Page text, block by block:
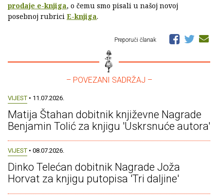
prodaje e-knjiga, o čemu smo pisali u našoj novoj
posebnoj rubrici E-knjiga.
Preporuči članak
– POVEZANI SADRŽAJ –
VIJEST • 11.07.2026.
Matija Štahan dobitnik književne Nagrade
Benjamin Tolić za knjigu 'Uskrsnuće autora'
VIJEST • 08.07.2026.
Dinko Telećan dobitnik Nagrade Joža
Horvat za knjigu putopisa 'Tri daljine'